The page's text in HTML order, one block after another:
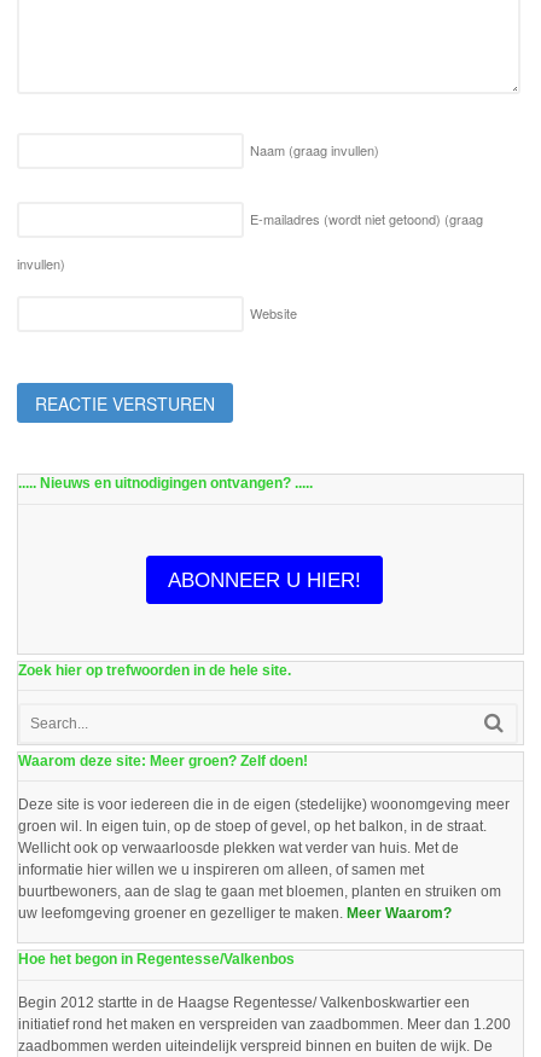
Naam (graag invullen)
E-mailadres (wordt niet getoond) (graag
invullen)
Website
..... Nieuws en uitnodigingen ontvangen? .....
ABONNEER U HIER!
Zoek hier op trefwoorden in de hele site.
Waarom deze site: Meer groen? Zelf doen!
Deze site is voor iedereen die in de eigen (stedelijke) woonomgeving meer
groen wil. In eigen tuin, op de stoep of gevel, op het balkon, in de straat.
Wellicht ook op verwaarloosde plekken wat verder van huis. Met de
informatie hier willen we u inspireren om alleen, of samen met
buurtbewoners, aan de slag te gaan met bloemen, planten en struiken om
uw leefomgeving groener en gezelliger te maken. Meer Waarom?
Hoe het begon in Regentesse/Valkenbos
Begin 2012 startte in de Haagse Regentesse/ Valkenboskwartier een
initiatief rond het maken en verspreiden van zaadbommen. Meer dan 1.200
zaadbommen werden uiteindelijk verspreid binnen en buiten de wijk. De